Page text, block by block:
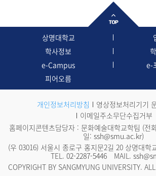
상명대학교
학사정보
e-Campus
e-
피어오름
개인정보처리방침
영상정보처리기기
이메일주소무단수집거부
홈페이지콘텐츠담당자 : 문화예술대학교학팀 (전
일: ssh@smu.ac.kr)
(우 03016) 서울시 종로구 홍지문2길 20 상명대학
TEL. 02-2287-5446 MAIL.
COPYRIGHT BY SANGMYUNG UNIVERSITY.